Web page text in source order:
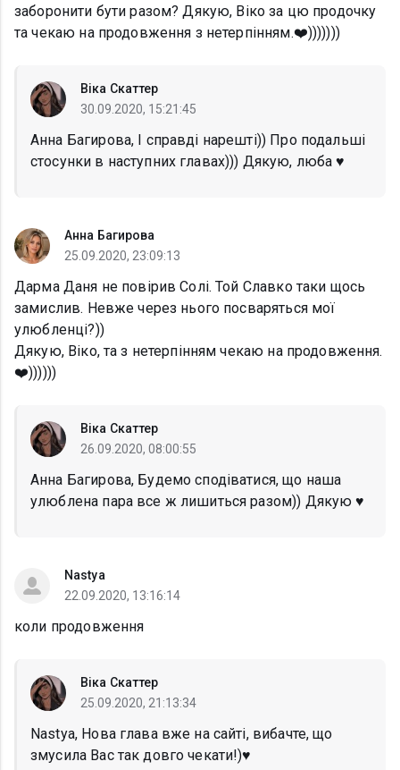
заборонити бути разом? Дякую, Віко за цю продочку
та чекаю на продовження з нетерпінням.❤️)))))))
Віка Скаттер
30.09.2020, 15:21:45
Анна Багирова, І справді нарешті)) Про подальші
стосунки в наступних главах))) Дякую, люба ♥️
Анна Багирова
25.09.2020, 23:09:13
Дарма Даня не повірив Солі. Той Славко таки щось
замислив. Невже через нього посваряться мої
улюбленці?))
Дякую, Віко, та з нетерпінням чекаю на продовження.
❤️))))))
Віка Скаттер
26.09.2020, 08:00:55
Анна Багирова, Будемо сподіватися, що наша
улюблена пара все ж лишиться разом)) Дякую ♥️
Nastya
22.09.2020, 13:16:14
коли продовження
Віка Скаттер
25.09.2020, 21:13:34
Nastya, Нова глава вже на сайті, вибачте, що
змусила Вас так довго чекати!)♥️